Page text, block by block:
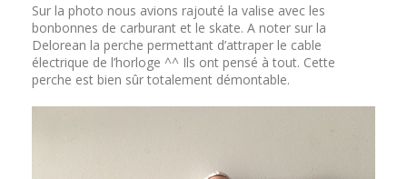
Sur la photo nous avions rajouté la valise avec les
bonbonnes de carburant et le skate. A noter sur la
Delorean la perche permettant d’attraper le cable
électrique de l’horloge ^^ Ils ont pensé à tout. Cette
perche est bien sûr totalement démontable.